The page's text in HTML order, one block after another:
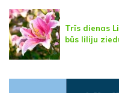
Trīs dienas
būs liliju